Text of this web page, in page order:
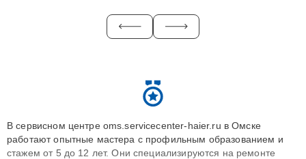
В сервисном центре oms.servicecenter-haier.ru в Омске
работают опытные мастера с профильным образованием и
стажем от 5 до 12 лет. Они специализируются на ремонте